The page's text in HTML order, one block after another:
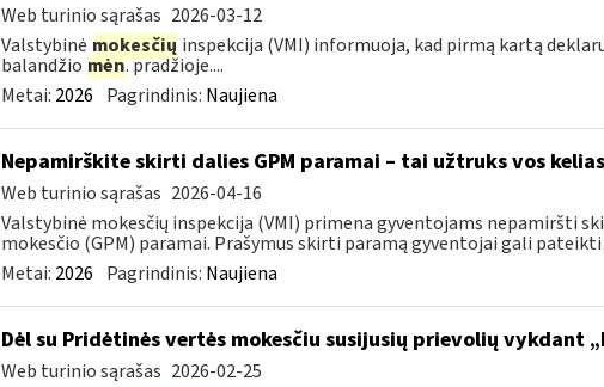
Web turinio sąrašas 2026-03-12
Valstybinė mokesčių inspekcija (VMI) informuoja, kad pirmą kartą
balandžio mėn. pradžioje....
Metai: 2026 Pagrindinis: Naujiena
Nepamirškite skirti dalies GPM paramai – tai užtruks vos
Web turinio sąrašas 2026-04-16
Valstybinė mokesčių inspekcija (VMI) primena gyventojams nepamiršti
mokesčio (GPM) paramai. Prašymus skirti paramą gyventojai gali pateikti
Metai: 2026 Pagrindinis: Naujiena
Dėl su Pridėtinės vertės mokesčiu susijusių prievolių vykdant
Web turinio sąrašas 2026-02-25